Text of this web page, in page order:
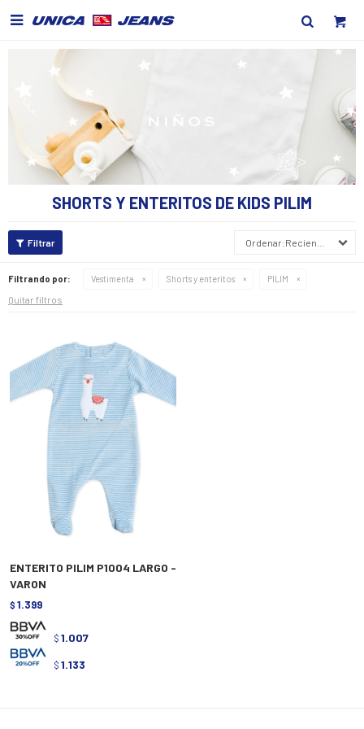

SHORTS Y ENTERITOS DE KIDS PILIM
Recientes
Filtrando por: Vestimenta Shorts y enteritos PILIM
Quitar filtros
ENTERITO PILIM P1004 LARGO -
VARON
$ 1.399
$ 1.007
$ 1.133